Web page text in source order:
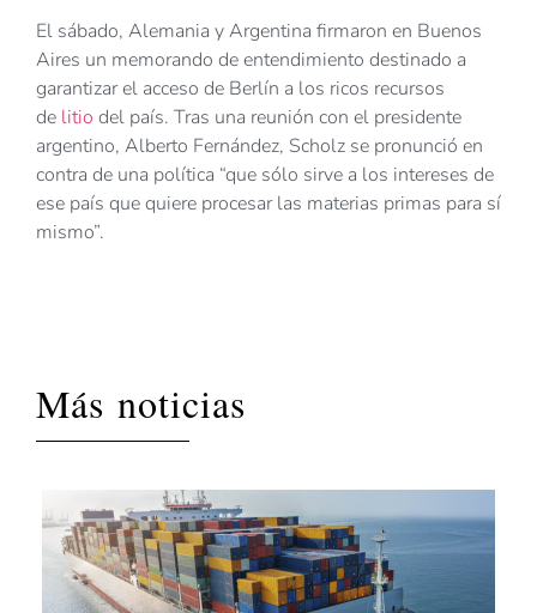
El sábado, Alemania y Argentina firmaron en Buenos
Aires un memorando de entendimiento destinado a
garantizar el acceso de Berlín a los ricos recursos
de litio del país. Tras una reunión con el presidente
argentino, Alberto Fernández, Scholz se pronunció en
contra de una política “que sólo sirve a los intereses de
ese país que quiere procesar las materias primas para sí
mismo”.
Más noticias